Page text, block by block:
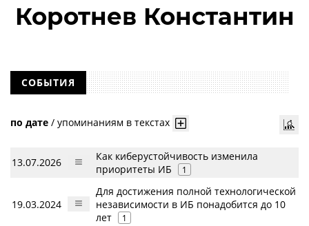
Коротнев Константин
СОБЫТИЯ
по дате / упоминаниям в текстах
13.07.2026
Как киберустойчивость изменила
приоритеты ИБ
1
19.03.2024
Для достижения полной технологической
независимости в ИБ понадобится до 10
лет
1